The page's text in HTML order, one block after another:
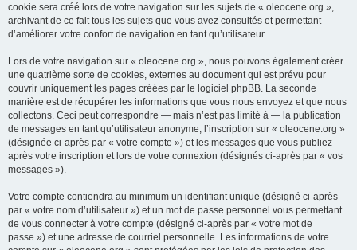
cookie sera créé lors de votre navigation sur les sujets de « oleocene.org »,
archivant de ce fait tous les sujets que vous avez consultés et permettant
d’améliorer votre confort de navigation en tant qu’utilisateur.
Lors de votre navigation sur « oleocene.org », nous pouvons également créer
une quatrième sorte de cookies, externes au document qui est prévu pour
couvrir uniquement les pages créées par le logiciel phpBB. La seconde
manière est de récupérer les informations que vous nous envoyez et que nous
collectons. Ceci peut correspondre — mais n’est pas limité à — la publication
de messages en tant qu’utilisateur anonyme, l’inscription sur « oleocene.org »
(désignée ci-après par « votre compte ») et les messages que vous publiez
après votre inscription et lors de votre connexion (désignés ci-après par « vos
messages »).
Votre compte contiendra au minimum un identifiant unique (désigné ci-après
par « votre nom d’utilisateur ») et un mot de passe personnel vous permettant
de vous connecter à votre compte (désigné ci-après par « votre mot de
passe ») et une adresse de courriel personnelle. Les informations de votre